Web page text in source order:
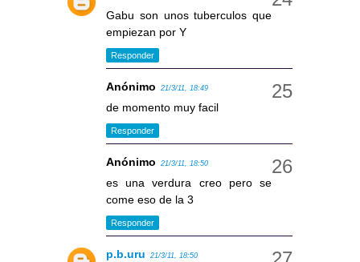
Gabu son unos tuberculos que
empiezan por Y
Responder
Anónimo 21/3/11, 18:49
de momento muy facil
Responder
Anónimo 21/3/11, 18:50
es una verdura creo pero se
come eso de la 3
Responder
p.b.uru 21/3/11, 18:50